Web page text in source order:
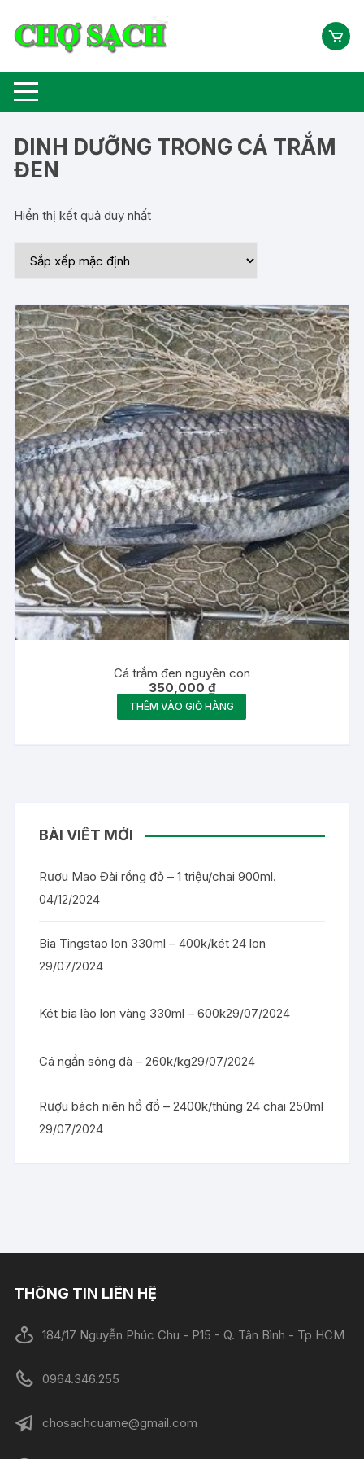
DINH DƯỠNG TRONG CÁ TRẮM
ĐEN
Hiển thị kết quả duy nhất
Cá trắm đen nguyên con
350,000 ₫
THÊM VÀO GIỎ HÀNG
BÀI VIẾT MỚI
Rượu Mao Đài rồng đỏ – 1 triệu/chai 900ml.
04/12/2024
Bia Tingstao lon 330ml – 400k/két 24 lon
29/07/2024
Két bia lào lon vàng 330ml – 600k29/07/2024
Cá ngần sông đà – 260k/kg29/07/2024
Rượu bách niên hồ đồ – 2400k/thùng 24 chai 250ml
29/07/2024
THÔNG TIN LIÊN HỆ
184/17 Nguyễn Phúc Chu - P15 - Q. Tân Bình - Tp HCM
0964.346.255
chosachcuame@gmail.com